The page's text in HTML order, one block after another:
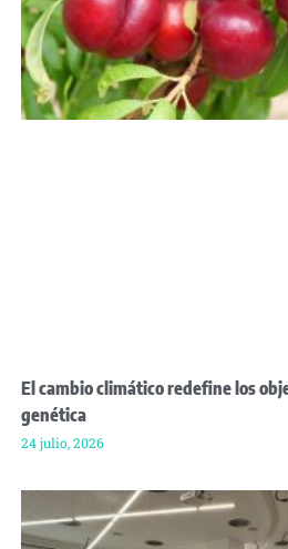
El cambio climático redefine los
genética
24 julio, 2026